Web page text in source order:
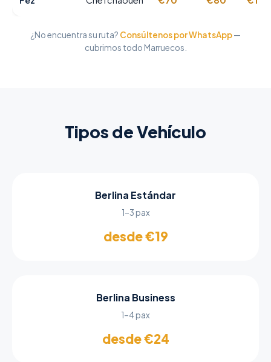
¿No encuentra su ruta? Consúltenos por WhatsApp—
cubrimos todo Marruecos.
Tipos de Vehículo
Berlina Estándar
1–3 pax
desde €19
Berlina Business
1–4 pax
desde €24